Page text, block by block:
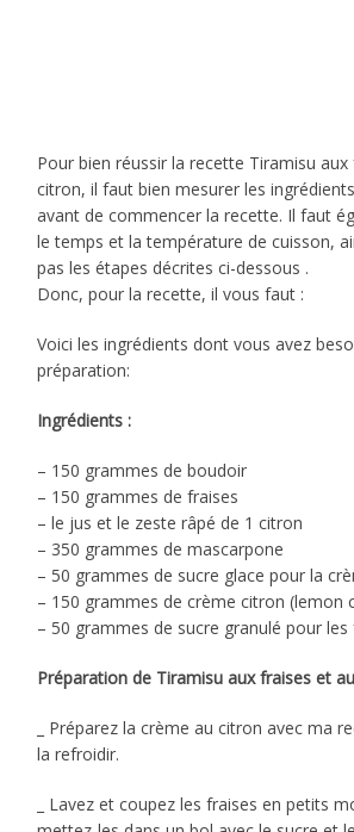
Pour bien réussir la recette Tiramisu aux
citron, il faut bien mesurer les
avant de commencer la recette. Il faut
le temps et la température de cuisson,
pas les étapes décrites ci-dessous .
Donc, pour la recette, il vous faut :
Voici les ingrédients dont vous avez
préparation:
Ingrédients :
– 150 grammes de boudoir
– 150 grammes de fraises
– le jus et le zeste râpé de 1 citron
– 350 grammes de mascarpone
– 50 grammes de sucre glace pour la
– 150 grammes de crème citron (lemon
– 50 grammes de sucre granulé pour les
Préparation de Tiramisu aux fraises et
_ Préparez la crème au citron avec ma
la refroidir.
_ Lavez et coupez les fraises en petits